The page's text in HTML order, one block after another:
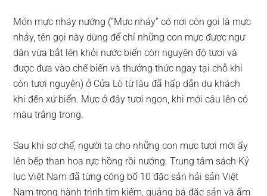
Món mực nháy nướng (“Mực nháy” có nơi còn gọi là mực
nhảy, tên gọi này dùng để chỉ những con mực được ngư
dân vừa bắt lên khỏi nước biển còn nguyên độ tươi và
được đưa vào chế biến và thưởng thức ngay tại chỗ khi
còn tươi nguyên) ở Cửa Lò từ lâu đã hấp dẫn du khách
khi đến xứ biển. Mực ở đây tươi ngon, khi mới câu lên có
màu trắng trong.
Sau khi sơ chế, người ta cho những con mực tươi mới ấy
lên bếp than hoa rực hồng rồi nướng. Trung tâm sách Kỷ
lục Việt Nam đã từng công bố 10 đặc sản hải sản Việt
Nam trong hành trình tìm kiếm, quảng bá đặc sản và ẩm